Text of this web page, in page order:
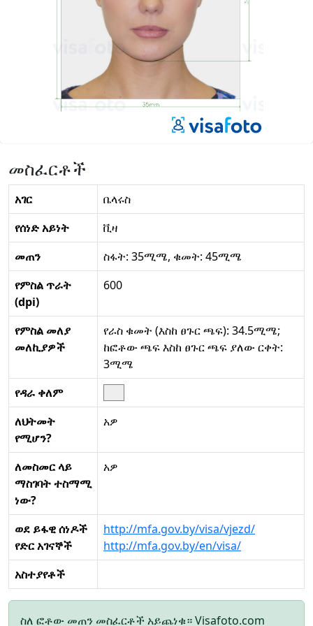
መስፈርቶች
አገር
ቤላሩስ
የሰነድ አይነት
ቪዛ
መጠን
ስፋት: 35ሚሜ, ቁመት: 45ሚሜ
የምስል ጥራት
(dpi)
600
የምስል መለያ
መለኪያዎች
የራስ ቁመት (እስከ ፀጉር ጫፍ): 34.5ሚሜ;
ከፎቶው ጫፍ እስከ ፀጉር ጫፍ ያለው ርቀት:
3ሚሜ
የዳራ ቀለም
ለህትመት
የሚሆን?
አዎ
ለመስመር ላይ
ማስገባት ተስማሚ
ነው?
አዎ
ወደ ይፋዊ ሰነዶች
የድር አገናኞች
http://mfa.gov.by/visa/vjezd/
http://mfa.gov.by/en/visa/
አስተያየቶች
ስለ ፎቶው መጠን መስፈርቶች አይጨነቁ። Visafoto.com